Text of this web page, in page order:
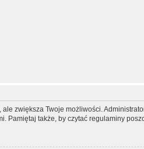
zwiększa Twoje możliwości.
Pamiętaj także, by czytać regulaminy